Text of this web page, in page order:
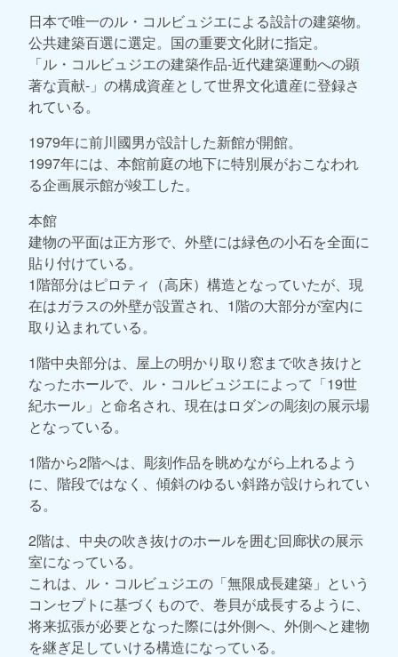
日本で唯一のル・コルビュジエによる設計の建築物。
公共建築百選に選定。国の重要文化財に指定。
「ル・コルビュジエの建築作品-近代建築運動への顕
著な貢献-」の構成資産として世界文化遺産に登録さ
れている。
1979年に前川國男が設計した新館が開館。
1997年には、本館前庭の地下に特別展がおこなわれ
る企画展示館が竣工した。
本館
建物の平面は正方形で、外壁には緑色の小石を全面に
貼り付けている。
1階部分はピロティ（高床）構造となっていたが、現
在はガラスの外壁が設置され、1階の大部分が室内に
取り込まれている。
1階中央部分は、屋上の明かり取り窓まで吹き抜けと
なったホールで、ル・コルビュジエによって「19世
紀ホール」と命名され、現在はロダンの彫刻の展示場
となっている。
1階から2階へは、彫刻作品を眺めながら上れるよう
に、階段ではなく、傾斜のゆるい斜路が設けられてい
る。
2階は、中央の吹き抜けのホールを囲む回廊状の展示
室になっている。
これは、ル・コルビュジエの「無限成長建築」という
コンセプトに基づくもので、巻貝が成長するように、
将来拡張が必要となった際には外側へ、外側へと建物
を継ぎ足していける構造になっている。